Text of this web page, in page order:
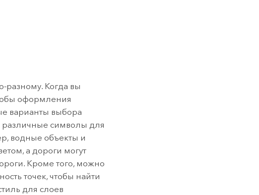
разному. Когда вы
оформления
варианты выбора
различные символы для
водные объекты и
а дороги могут
Кроме того, можно
точек, чтобы найти
для слоев